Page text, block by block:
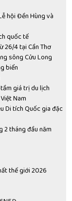
hội Đền Hùng và
quốc tế
26/4 tại Cần Thơ
sông Cửu Long
biển
giá trị du lịch
Nam
Di tích Quốc gia đặc
2 tháng đầu năm
thế giới 2026